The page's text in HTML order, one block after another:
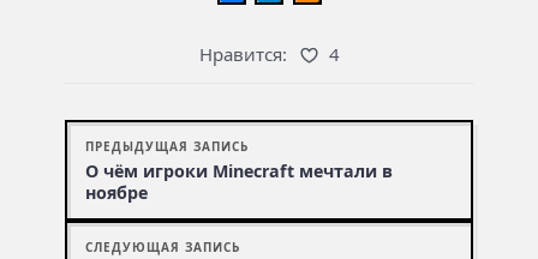
Нравится: 4
ПРЕДЫДУЩАЯ ЗАПИСЬ
О чём игроки Minecraft мечтали в
ноябре
СЛЕДУЮЩАЯ ЗАПИСЬ